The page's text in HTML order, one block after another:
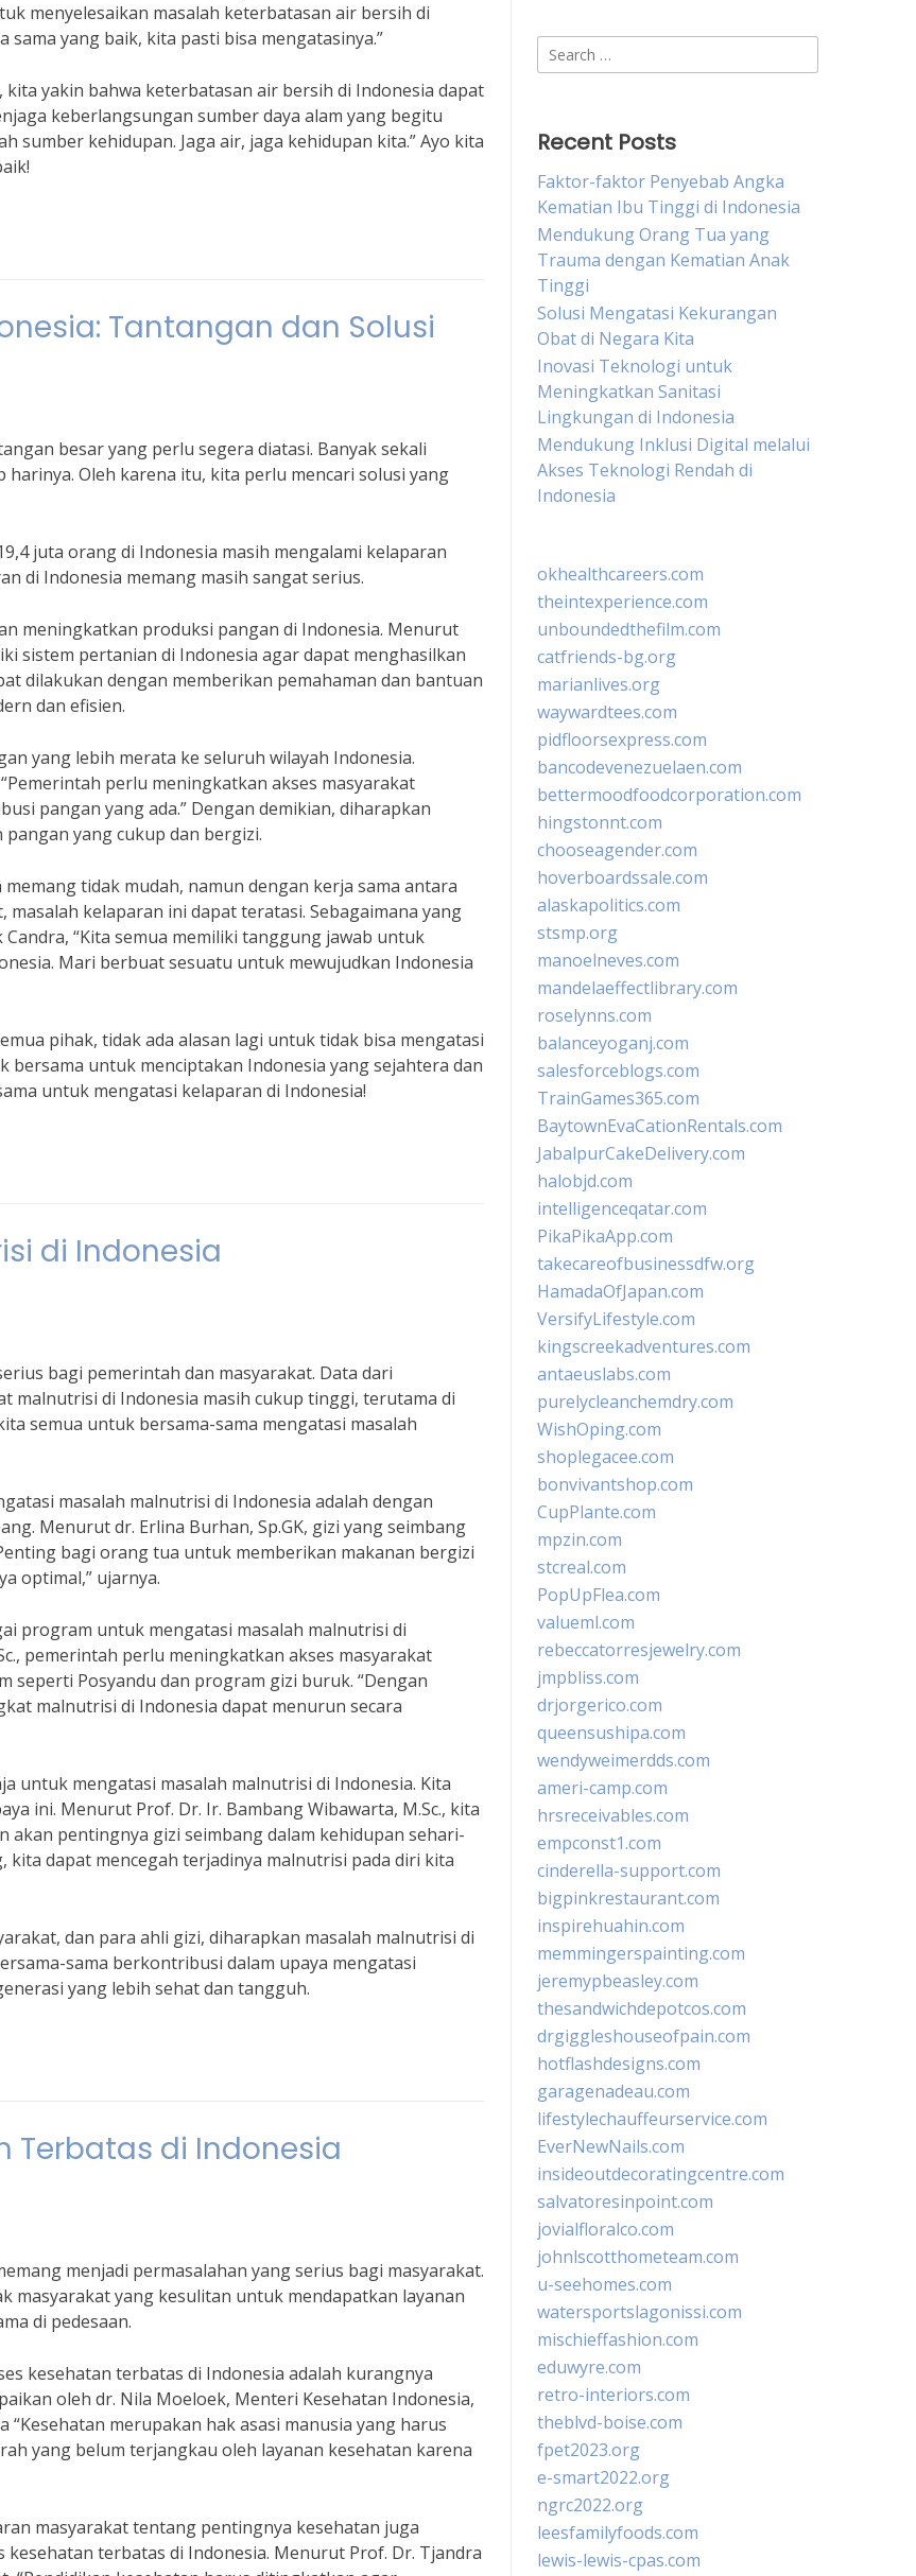
menyelesaikan masalah keterbatasan air bersih di
yang baik, kita pasti bisa mengatasinya.”
yakin bahwa keterbatasan air bersih di Indonesia dapat
keberlangsungan sumber daya alam yang begitu
sumber kehidupan. Jaga air, jaga kehidupan kita.” Ayo kita
Tantangan dan Solusi
besar yang perlu segera diatasi. Banyak sekali
Oleh karena itu, kita perlu mencari solusi yang
juta orang di Indonesia masih mengalami kelaparan
di Indonesia memang masih sangat serius.
meningkatkan produksi pangan di Indonesia. Menurut
sistem pertanian di Indonesia agar dapat menghasilkan
dilakukan dengan memberikan pemahaman dan bantuan
dan efisien.
yang lebih merata ke seluruh wilayah Indonesia.
perlu meningkatkan akses masyarakat
pangan yang ada.” Dengan demikian, diharapkan
yang cukup dan bergizi.
tidak mudah, namun dengan kerja sama antara
kelaparan ini dapat teratasi. Sebagaimana yang
“Kita semua memiliki tanggung jawab untuk
Mari berbuat sesuatu untuk mewujudkan Indonesia
pihak, tidak ada alasan lagi untuk tidak bisa mengatasi
bersama untuk menciptakan Indonesia yang sejahtera dan
untuk mengatasi kelaparan di Indonesia!
di Indonesia
bagi pemerintah dan masyarakat. Data dari
malnutrisi di Indonesia masih cukup tinggi, terutama di
semua untuk bersama-sama mengatasi masalah
masalah malnutrisi di Indonesia adalah dengan
Menurut dr. Erlina Burhan, Sp.GK, gizi yang seimbang
bagi orang tua untuk memberikan makanan bergizi
optimal,” ujarnya.
program untuk mengatasi masalah malnutrisi di
pemerintah perlu meningkatkan akses masyarakat
Posyandu dan program gizi buruk. “Dengan
malnutrisi di Indonesia dapat menurun secara
untuk mengatasi masalah malnutrisi di Indonesia. Kita
ini. Menurut Prof. Dr. Ir. Bambang Wibawarta, M.Sc., kita
pentingnya gizi seimbang dalam kehidupan sehari-
kita dapat mencegah terjadinya malnutrisi pada diri kita
dan para ahli gizi, diharapkan masalah malnutrisi di
sama berkontribusi dalam upaya mengatasi
yang lebih sehat dan tangguh.
Terbatas di Indonesia
menjadi permasalahan yang serius bagi masyarakat.
masyarakat yang kesulitan untuk mendapatkan layanan
di pedesaan.
kesehatan terbatas di Indonesia adalah kurangnya
oleh dr. Nila Moeloek, Menteri Kesehatan Indonesia,
“Kesehatan merupakan hak asasi manusia yang harus
yang belum terjangkau oleh layanan kesehatan karena
masyarakat tentang pentingnya kesehatan juga
terbatas di Indonesia. Menurut Prof. Dr. Tjandra
Search
for:
Recent Posts
Faktor-faktor Penyebab Angka
Kematian Ibu Tinggi di Indonesia
Mendukung Orang Tua yang
Trauma dengan Kematian Anak
Tinggi
Solusi Mengatasi Kekurangan
Obat di Negara Kita
Inovasi Teknologi untuk
Meningkatkan Sanitasi
Lingkungan di Indonesia
Mendukung Inklusi Digital melalui
Akses Teknologi Rendah di
Indonesia
okhealthcareers.com
theintexperience.com
unboundedthefilm.com
catfriends-bg.org
marianlives.org
waywardtees.com
pidfloorsexpress.com
bancodevenezuelaen.com
bettermoodfoodcorporation.com
hingstonnt.com
chooseagender.com
hoverboardssale.com
alaskapolitics.com
stsmp.org
manoelneves.com
mandelaeffectlibrary.com
roselynns.com
balanceyoganj.com
salesforceblogs.com
TrainGames365.com
BaytownEvaCationRentals.com
JabalpurCakeDelivery.com
halobjd.com
intelligenceqatar.com
PikaPikaApp.com
takecareofbusinessdfw.org
HamadaOfJapan.com
VersifyLifestyle.com
kingscreekadventures.com
antaeuslabs.com
purelycleanchemdry.com
WishOping.com
shoplegacee.com
bonvivantshop.com
CupPlante.com
mpzin.com
stcreal.com
PopUpFlea.com
valueml.com
rebeccatorresjewelry.com
jmpbliss.com
drjorgerico.com
queensushipa.com
wendyweimerdds.com
ameri-camp.com
hrsreceivables.com
empconst1.com
cinderella-support.com
bigpinkrestaurant.com
inspirehuahin.com
memmingerspainting.com
jeremypbeasley.com
thesandwichdepotcos.com
drgiggleshouseofpain.com
hotflashdesigns.com
garagenadeau.com
lifestylechauffeurservice.com
EverNewNails.com
insideoutdecoratingcentre.com
salvatoresinpoint.com
jovialfloralco.com
johnlscotthometeam.com
u-seehomes.com
watersportslagonissi.com
mischieffashion.com
eduwyre.com
retro-interiors.com
theblvd-boise.com
fpet2023.org
e-smart2022.org
ngrc2022.org
leesfamilyfoods.com
lewis-lewis-cpas.com